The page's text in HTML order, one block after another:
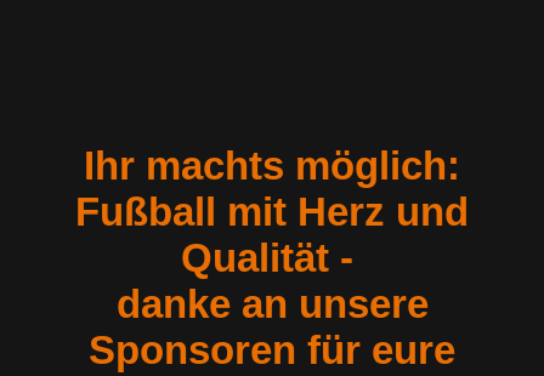
Ihr machts möglich:
Fußball mit Herz und
Qualität -
danke an unsere
Sponsoren für eure